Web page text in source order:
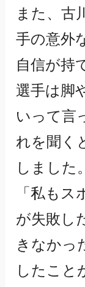
また、古
手の意外
自信が持
選手は脚
いって言
れを聞く
しました
「私も
が失敗し
きなかっ
したこと